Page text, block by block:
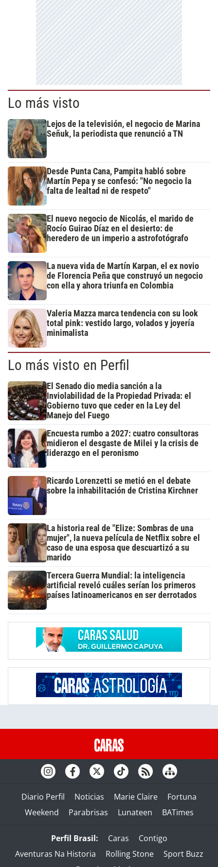
Lo más visto
Lejos de la televisión, el negocio de Marina
Señuk, la periodista que renunció a TN
Desde Punta Cana, Pampita habló sobre
Martín Pepa y se confesó: "No negocio la
falta de lealtad ni de respeto"
El nuevo negocio de Nicolás, el marido de
Rocío Guirao Díaz en el desierto: de
heredero de un imperio a astrofotógrafo
La nueva vida de Martín Karpan, el ex novio
de Florencia Peña que construyó un negocio
con ella y ahora triunfa en Colombia
Valeria Mazza marca tendencia con su look
total pink: vestido largo, volados y joyería
minimalista
Lo más visto en Perfil
El Senado dio media sanción a la
Inviolabilidad de la Propiedad Privada: el
Gobierno tuvo que ceder en la Ley del
Manejo del Fuego
Encuesta rumbo a 2027: cuatro consultoras
midieron el desgaste de Milei y la crisis de
liderazgo en el peronismo
Ricardo Lorenzetti se metió en el debate
sobre la inhabilitación de Cristina Kirchner
La historia real de "Elize: Sombras de una
mujer", la nueva película de Netflix sobre el
caso de una esposa que descuartizó a su
marido
Tercera Guerra Mundial: la inteligencia
artificial reveló cuáles serían los primeros
países latinoamericanos en ser derrotados
Diario Perfil Noticias Marie Claire
Fortuna
Weekend
Parabrisas Lunateen BATimes
Perfil Brasil: Caras
Contigo
Aventuras Na Historia
Rolling Stone
Sport Buzz